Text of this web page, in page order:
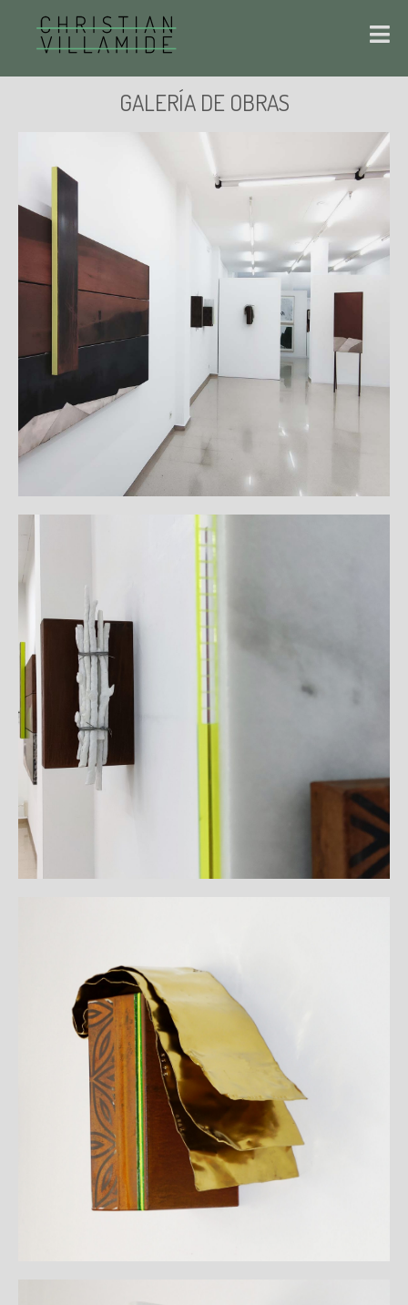
GALERÍA DE OBRAS